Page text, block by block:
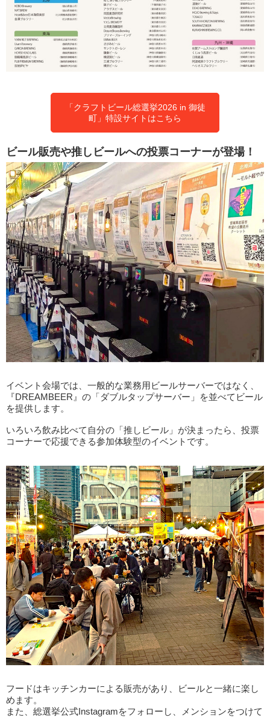
「クラフトビール総選挙2026 in 御徒
町」特設サイトはこちら
ビール販売や推しビールへの投票コーナーが登場！
イベント会場では、一般的な業務用ビールサーバーではなく、
『DREAMBEER』の「ダブルタップサーバー」を並べてビール
を提供します。
いろいろ飲み比べて自分の「推しビール」が決まったら、投票
コーナーで応援できる参加体験型のイベントです。
フードはキッチンカーによる販売があり、ビールと一緒に楽し
めます。
また、総選挙公式Instagramをフォローし、メンションをつけて